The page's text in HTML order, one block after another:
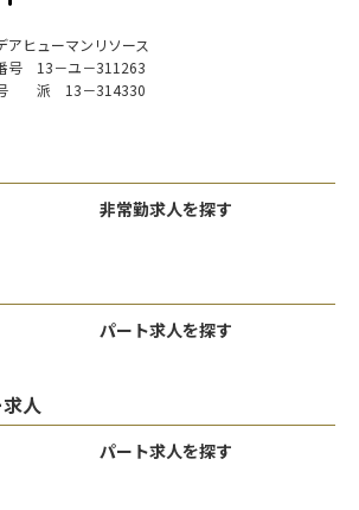
アヒューマンリソース
号 13－ユ－311263
号 派 13－314330
非常勤求人を探す
パート求人を探す
人
パート求人を探す